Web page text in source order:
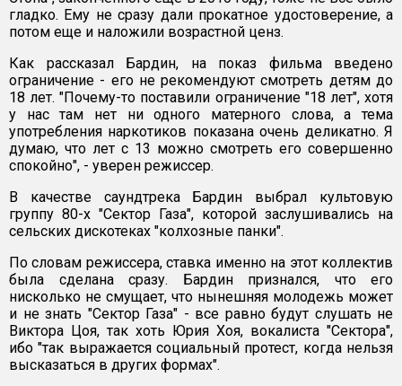
гладко. Ему не сразу дали прокатное удостоверение, а
потом еще и наложили возрастной ценз.
Как рассказал Бардин, на показ фильма введено
ограничение - его не рекомендуют смотреть детям до
18 лет. "Почему-то поставили ограничение "18 лет", хотя
у нас там нет ни одного матерного слова, а тема
употребления наркотиков показана очень деликатно. Я
думаю, что лет с 13 можно смотреть его совершенно
спокойно", - уверен режиссер.
В качестве саундтрека Бардин выбрал культовую
группу 80-х "Сектор Газа", которой заслушивались на
сельских дискотеках "колхозные панки".
По словам режиссера, ставка именно на этот коллектив
была сделана сразу. Бардин признался, что его
нисколько не смущает, что нынешняя молодежь может
и не знать "Сектор Газа" - все равно будут слушать не
Виктора Цоя, так хоть Юрия Хоя, вокалиста "Сектора",
ибо "так выражается социальный протест, когда нельзя
высказаться в других формах".